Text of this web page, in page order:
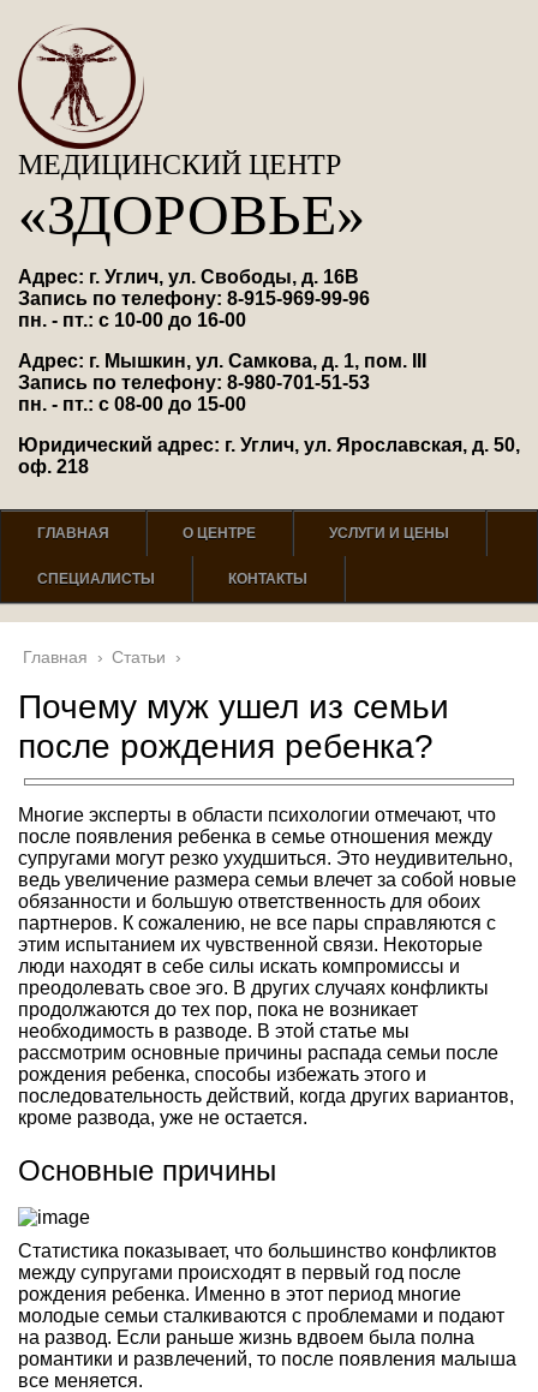
МЕДИЦИНСКИЙ ЦЕНТР
«ЗДОРОВЬЕ»
Адрес: г. Углич, ул. Свободы, д. 16В
Запись по телефону: 8-915-969-99-96
пн. - пт.: с 10-00 до 16-00
Адрес: г. Мышкин, ул. Самкова, д. 1, пом. III
Запись по телефону: 8-980-701-51-53
пн. - пт.: с 08-00 до 15-00
Юридический адрес: г. Углич, ул. Ярославская, д. 50,
оф. 218
ГЛАВНАЯ О ЦЕНТРЕ УСЛУГИ И ЦЕНЫ
СПЕЦИАЛИСТЫ КОНТАКТЫ
Главная › Статьи ›
Почему муж ушел из семьи
после рождения ребенка?
Многие эксперты в области психологии отмечают, что
после появления ребенка в семье отношения между
супругами могут резко ухудшиться. Это неудивительно,
ведь увеличение размера семьи влечет за собой новые
обязанности и большую ответственность для обоих
партнеров. К сожалению, не все пары справляются с
этим испытанием их чувственной связи. Некоторые
люди находят в себе силы искать компромиссы и
преодолевать свое эго. В других случаях конфликты
продолжаются до тех пор, пока не возникает
необходимость в разводе. В этой статье мы
рассмотрим основные причины распада семьи после
рождения ребенка, способы избежать этого и
последовательность действий, когда других вариантов,
кроме развода, уже не остается.
Основные причины
Статистика показывает, что большинство конфликтов
между супругами происходят в первый год после
рождения ребенка. Именно в этот период многие
молодые семьи сталкиваются с проблемами и подают
на развод. Если раньше жизнь вдвоем была полна
романтики и развлечений, то после появления малыша
все меняется.